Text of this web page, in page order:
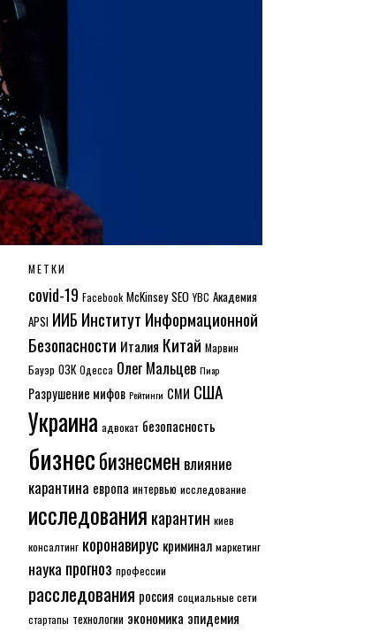
МЕТКИ
covid-19 Facebook McKinsey SEO YBC Академия
APSI ИИБ Институт Информационной
Безопасности Италия Китай Марвин
Бауэр ОЗК Одесса Олег Мальцев Пиар
Разрушение мифов Рейтинги СМИ США
Украина адвокат безопасность
бизнесбизнесмен влияние
карантина европа интервью исследование
исследования карантин киев
консалтинг коронавирус криминал маркетинг
наука прогноз профессии
расследования россия социальные сети
стартапы технологии экономика эпидемия